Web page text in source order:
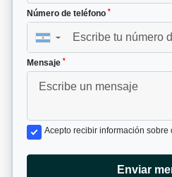
Número de teléfono *
▼
Mensaje *
Acepto recibir información sobre
Enviar